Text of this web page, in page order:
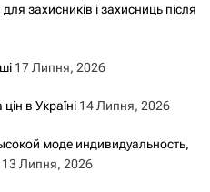
захисників і захисниць після
17 Липня, 2026
в Україні 14 Липня, 2026
моде индивидуальность,
13 Липня, 2026